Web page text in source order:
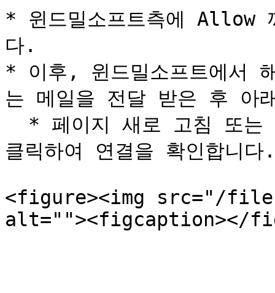
* 윈드밀소프트측에 Allow
다.
* 이후, 윈드밀소프트에서
는 메일을 전달 받은 후 아
클릭하여 연결을 확인합니다.
<figure><img src="/files/